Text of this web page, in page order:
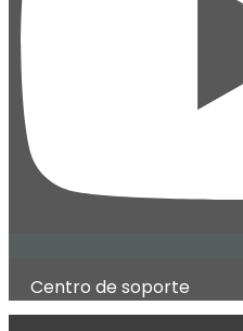
Centro de soporte